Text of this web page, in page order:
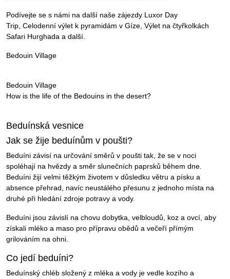
Podívejte se s námi na další naše zájezdy Luxor Day
Trip, Celodenní výlet k pyramidám v Gíze, Výlet na čtyřkolkách
Safari Hurghada a další.
Bedouin Village
Bedouin Village
How is the life of the Bedouins in the desert?
Beduínská vesnice
Jak se žije beduínům v poušti?
Beduíni závisí na určování směrů v poušti tak, že se v noci
spoléhají na hvězdy a směr slunečních paprsků během dne.
Beduíni žijí velmi těžkým životem v důsledku větru a písku a
absence přehrad, navíc neustálého přesunu z jednoho místa na
druhé při hledání zdroje potravy a vody.
Beduíni jsou závislí na chovu dobytka, velbloudů, koz a ovcí, aby
získali mléko a maso pro přípravu obědů a večeří přímým
grilováním na ohni.
Co jedí beduíni?
Beduínský chléb složený z mléka a vody je vedle kozího a